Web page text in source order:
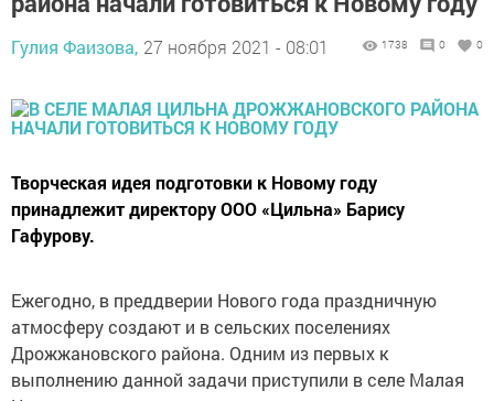
Гулия Фаизова, 27 ноября 2021 - 08:01 1738 0 0
Творческая идея подготовки к Новому году
принадлежит директору ООО «Цильна» Барису
Гафурову.
Ежегодно, в преддверии Нового года праздничную
атмосферу создают и в сельских поселениях
Дрожжановского района. Одним из первых к
выполнению данной задачи приступили в селе Малая